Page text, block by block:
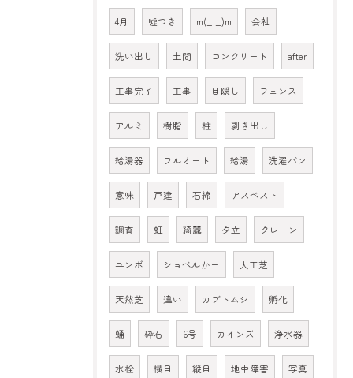
4月 嘘つき m(_ _)m 会社
洗い出し 土間 コンクリート after
工事完了 工事 目隠し フェンス
アルミ 樹脂 柱 剥き出し
給湯器 フルオート 給湯 洗濯パン
意味 戸建 石綿 アスベスト
調査 虹 綺麗 夕立 クレーン
ユンボ ショベルかー 人工芝
天然芝 違い カブトムシ 孵化
蛹 砕石 6号 カインズ 浄水器
水栓 横目 縦目 地中障害 写真